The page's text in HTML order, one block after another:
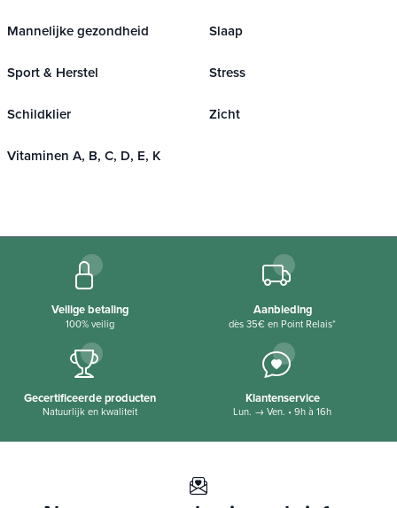
Mannelijke gezondheid Slaap
Sport & Herstel Stress
Schildklier Zicht
Vitaminen A, B, C, D, E, K
Veilige betaling
100% veilig
Aanbieding
dès 35€ en Point Relais*
Gecertificeerde producten
Natuurlijk en kwaliteit
Klantenservice
Lun. → Ven. • 9h à 16h